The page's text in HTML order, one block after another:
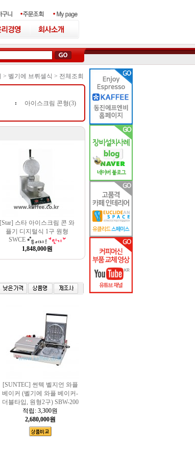
> 벨기에 브뤼셀식 > 전체조회
아이스크림 콘형(3)
[Star] 스타 아이스크림 콘 와
플기 디지털식 1구 원형
SWCE
1,848,000원
[SUNTEC] 썬텍 벨지언 와플
베이커 (벨기에 와플 베이커-
더블타입, 원형2구) SBW-200
적립: 3,300원
2,680,000원